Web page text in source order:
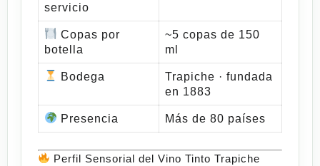
servicio
Copas por
botella
~5 copas de 150
ml
Bodega
Trapiche · fundada
en 1883
Presencia Más de 80 países
Perfil Sensorial del Vino Tinto Trapiche